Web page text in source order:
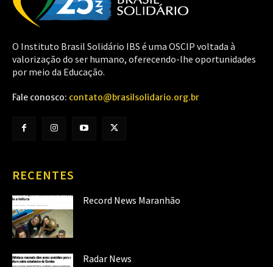
O Instituto Brasil Solidário IBS é uma OSCIP voltada à
valorização do ser humano, oferecendo-lhe oportunidades
por meio da Educação.
Fale conosco: contato@brasilsolidario.org.br
RECENTES
Record News Maranhão
Radar News